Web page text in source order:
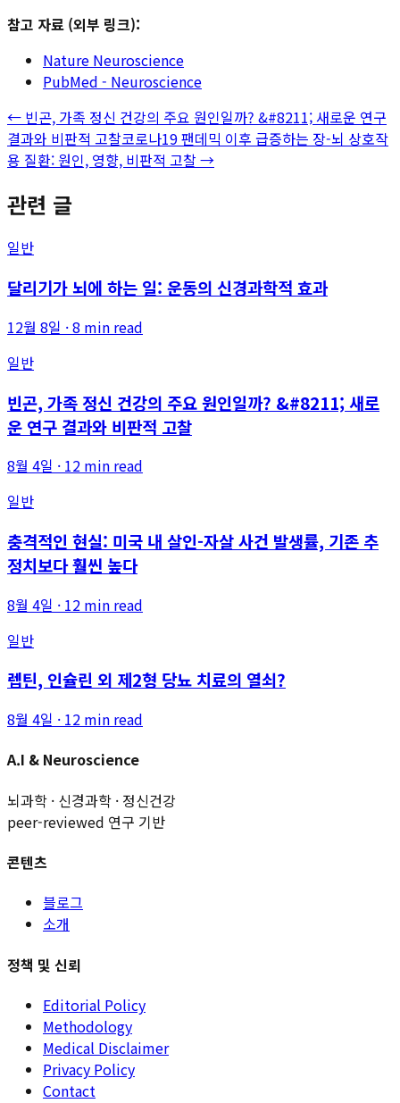
참고 자료 (외부 링크):
Nature Neuroscience
PubMed - Neuroscience
← 빈곤, 가족 정신 건강의 주요 원인일까? &#8211; 새로운 연구
결과와 비판적 고찰코로나19 팬데믹 이후 급증하는 장-뇌 상호작
용 질환: 원인, 영향, 비판적 고찰 →
관련 글
일반
달리기가 뇌에 하는 일: 운동의 신경과학적 효과
12월 8일 ·8 min read
일반
빈곤, 가족 정신 건강의 주요 원인일까? &#8211; 새로
운 연구 결과와 비판적 고찰
8월 4일 · 12 min read
일반
충격적인 현실: 미국 내 살인-자살 사건 발생률, 기존 추
정치보다 훨씬 높다
8월 4일 · 12 min read
일반
렙틴, 인슐린 외 제2형 당뇨 치료의 열쇠?
8월 4일 · 12 min read
A.I & Neuroscience
뇌과학 · 신경과학 · 정신건강
peer-reviewed 연구 기반
콘텐츠
블로그
소개
정책 및 신뢰
Editorial Policy
Methodology
Medical Disclaimer
Privacy Policy
Contact